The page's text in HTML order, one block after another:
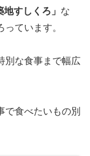
すしくろ」 な
ています。
別な食事まで幅広
で食べたいもの別